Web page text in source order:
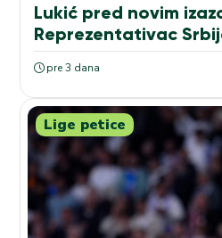
Lukić pred novim
Reprezentativac
pre 3 dana
Lige petice